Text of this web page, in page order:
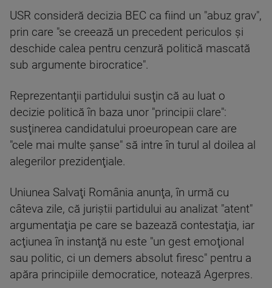
USR consideră decizia BEC ca fiind un "abuz grav",
prin care "se creează un precedent periculos şi
deschide calea pentru cenzură politică mascată
sub argumente birocratice".
Reprezentanţii partidului susţin că au luat o
decizie politică în baza unor "principii clare":
susţinerea candidatului proeuropean care are
"cele mai multe şanse" să intre în turul al doilea al
alegerilor prezidenţiale.
Uniunea Salvaţi România anunţa, în urmă cu
câteva zile, că juriştii partidului au analizat "atent"
argumentaţia pe care se bazează contestaţia, iar
acţiunea în instanţă nu este "un gest emoţional
sau politic, ci un demers absolut firesc" pentru a
apăra principiile democratice, notează Agerpres.